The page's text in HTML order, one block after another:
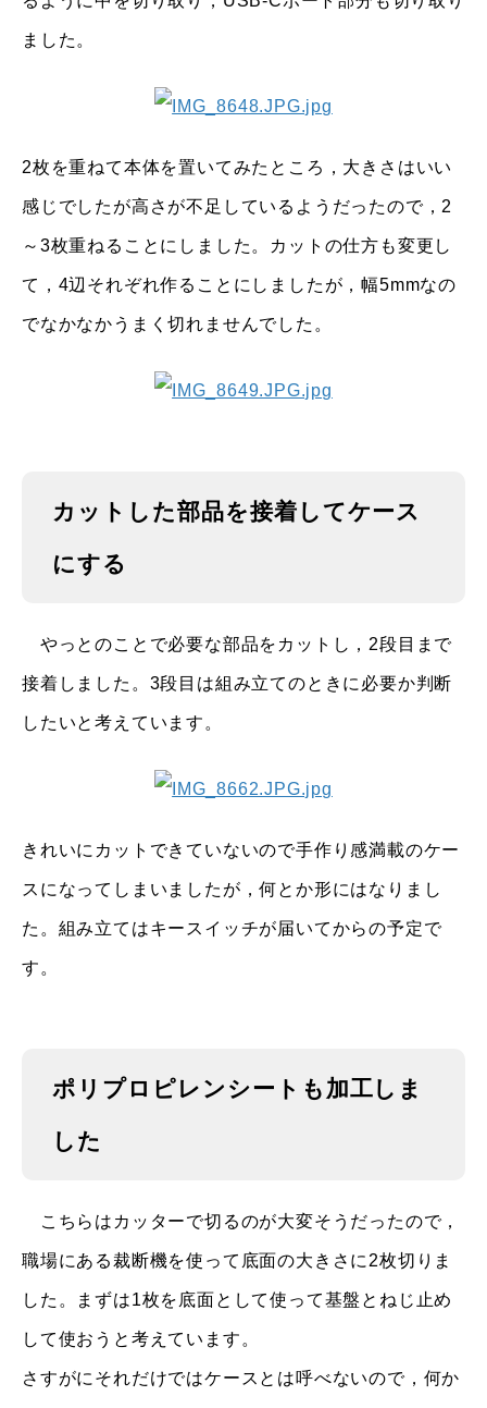
ました。
2枚を重ねて本体を置いてみたところ，大きさはいい
感じでしたが高さが不足しているようだったので，2
～3枚重ねることにしました。カットの仕方も変更し
て，4辺それぞれ作ることにしましたが，幅5mmなの
でなかなかうまく切れませんでした。
カットした部品を接着してケース
にする
やっとのことで必要な部品をカットし，2段目まで
接着しました。3段目は組み立てのときに必要か判断
したいと考えています。
きれいにカットできていないので手作り感満載のケー
スになってしまいましたが，何とか形にはなりまし
た。組み立てはキースイッチが届いてからの予定で
す。
ポリプロピレンシートも加工しま
した
こちらはカッターで切るのが大変そうだったので，
職場にある裁断機を使って底面の大きさに2枚切りま
した。まずは1枚を底面として使って基盤とねじ止め
して使おうと考えています。
さすがにそれだけではケースとは呼べないので，何か